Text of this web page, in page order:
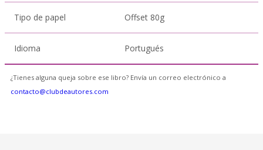
Tipo de papel Offset 80g
Idioma Portugués
¿Tienes alguna queja sobre ese libro? Envía un correo electrónico a
contacto@clubdeautores.com